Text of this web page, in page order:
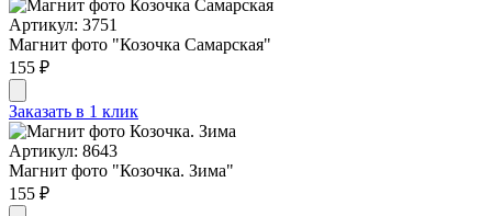
Артикул: 3751
Магнит фото "Козочка Самарская"
155 ₽
Заказать в 1 клик
Артикул: 8643
Магнит фото "Козочка. Зима"
155 ₽